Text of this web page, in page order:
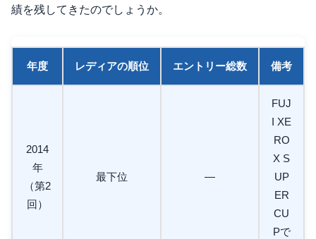
績を残してきたのでしょうか。
年度 レディアの順位 エントリー総数 備考
2014
年
（第2
回）
最下位 —
FUJ
I XE
RO
X S
UP
ER
CU
Pで